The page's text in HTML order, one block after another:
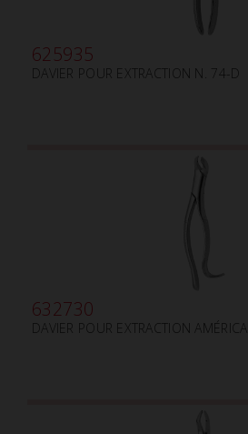
625935
DAVIER POUR EXTRACTION N. 74-D
632730
DAVIER POUR EXTRACTION